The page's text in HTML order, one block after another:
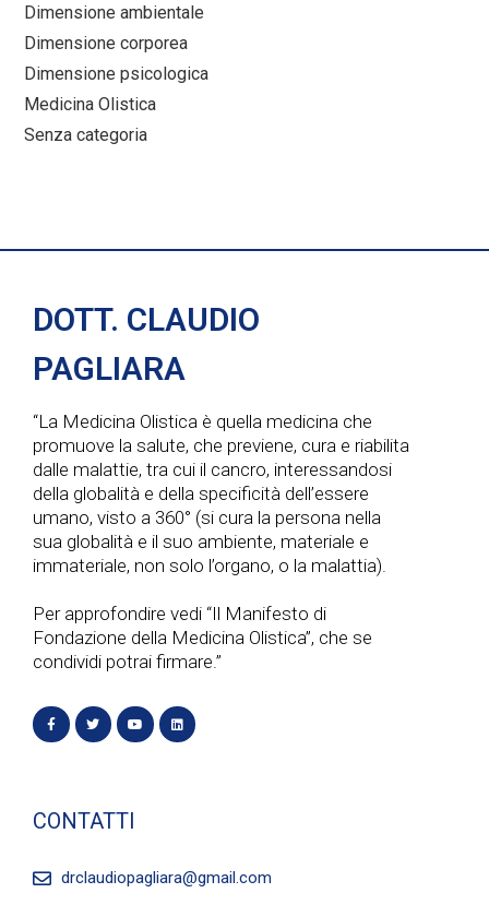
Dimensione ambientale
Dimensione corporea
Dimensione psicologica
Medicina Olistica
Senza categoria
DOTT. CLAUDIO
PAGLIARA
“La Medicina Olistica è quella medicina che
promuove la salute, che previene, cura e riabilita
dalle malattie, tra cui il cancro, interessandosi
della globalità e della specificità dell’essere
umano, visto a 360° (si cura la persona nella
sua globalità e il suo ambiente, materiale e
immateriale, non solo l’organo, o la malattia).
Per approfondire vedi “Il Manifesto di
Fondazione della Medicina Olistica”, che se
condividi potrai firmare.”
CONTATTI
drclaudiopagliara@gmail.com